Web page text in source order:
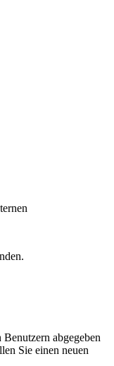
abgegeben
Sie einen neuen